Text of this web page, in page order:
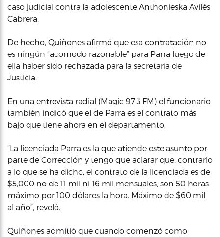
caso judicial contra la adolescente Anthonieska Avilés
Cabrera.
De hecho, Quiñones afirmó que esa contratación no
es ningún “acomodo razonable” para Parra luego de
ella haber sido rechazada para la secretaría de
Justicia.
En una entrevista radial (Magic 97.3 FM) el funcionario
también indicó que el de Parra es el contrato más
bajo que tiene ahora en el departamento.
“La licenciada Parra es la que atiende este asunto por
parte de Corrección y tengo que aclarar que, contrario
a lo que se ha dicho, el contrato de la licenciada es de
$5,000 no de 11 mil ni 16 mil mensuales; son 50 horas
máximo por 100 dólares la hora. Máximo de $60 mil
al año”, reveló.
Quiñones admitió que cuando comenzó como